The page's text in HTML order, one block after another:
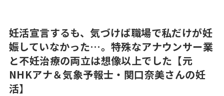
妊活宣言するも、気づけば職場で私だけが妊
娠していなかった…。特殊なアナウンサー業
と不妊治療の両立は想像以上でした【元
NHKアナ＆気象予報士・関口奈美さんの妊
活】